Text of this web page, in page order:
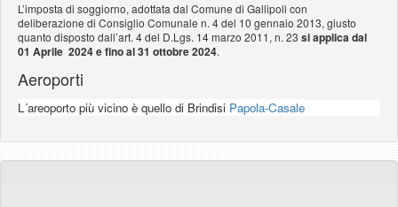
L’imposta di soggiorno, adottata dal Comune di Gallipoli con
deliberazione di Consiglio Comunale n. 4 del 10 gennaio 2013, giusto
quanto disposto dall’art. 4 del D.Lgs. 14 marzo 2011, n. 23 si applica dal
01 Aprile 2024 e fino al 31 ottobre 2024.
Aeroporti
L´areoporto più vicino è quello di Brindisi Papola-Casale